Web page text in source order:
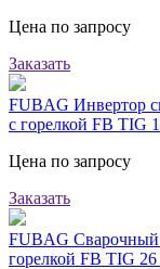
Цена по запросу
Заказать
FUBAG Инвертор
с горелкой FB TIG
Цена по запросу
Заказать
FUBAG Сварочный
горелкой FB TIG 26